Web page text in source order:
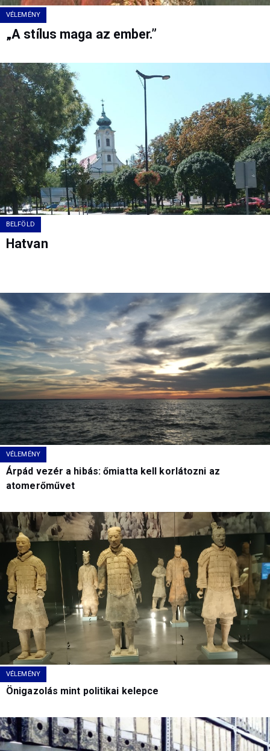
VÉLEMÉNY
„A stílus maga az ember.”
BELFÖLD
Hatvan
VÉLEMÉNY
Árpád vezér a hibás: őmiatta kell korlátozni az
atomerőművet
VÉLEMÉNY
Önigazolás mint politikai kelepce